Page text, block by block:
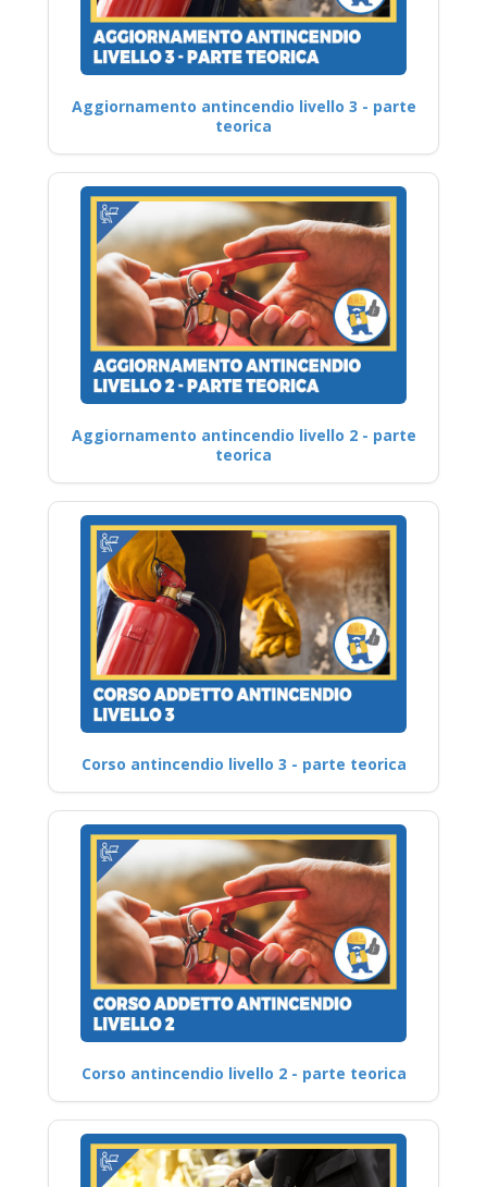
Aggiornamento antincendio livello 3 - parte
teorica
Aggiornamento antincendio livello 2 - parte
teorica
Corso antincendio livello 3 - parte teorica
Corso antincendio livello 2 - parte teorica